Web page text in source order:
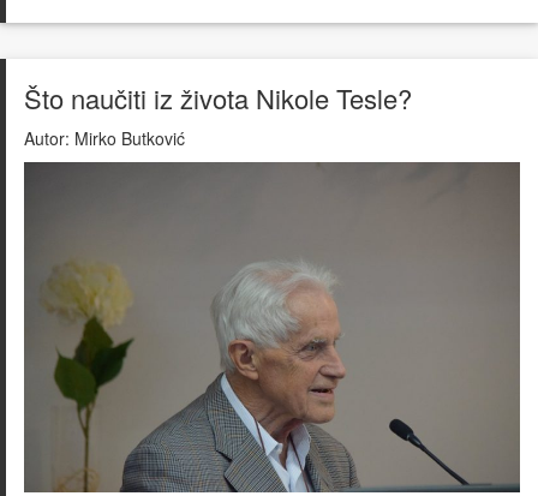
Što naučiti iz života Nikole Tesle?
Autor: Mirko Butković